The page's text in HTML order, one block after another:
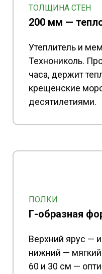
Утеплитель и
Технониколь.
часа, держит
крещенские
десятилетиями.
200 мм —
ТОЛЩИНА СТЕН
Верхний ярус —
нижний —
60 и 30 см —
Г-образная
ПОЛКИ